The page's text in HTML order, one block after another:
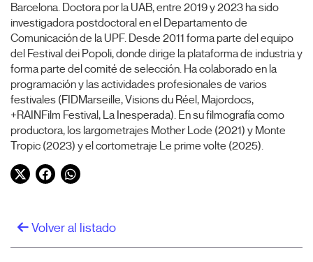
Barcelona. Doctora por la UAB, entre 2019 y 2023 ha sido
investigadora postdoctoral en el Departamento de
Comunicación de la UPF. Desde 2011 forma parte del equipo
del Festival dei Popoli, donde dirige la plataforma de industria y
forma parte del comité de selección. Ha colaborado en la
programación y las actividades profesionales de varios
festivales (FIDMarseille, Visions du Réel, Majordocs,
+RAINFilm Festival, La Inesperada). En su filmografía como
productora, los largometrajes Mother Lode (2021) y Monte
Tropic (2023) y el cortometraje Le prime volte (2025).
Twitter
Facebook
WhatsApp
Volver al listado